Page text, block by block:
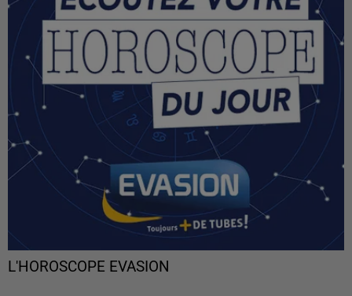
L'HOROSCOPE EVASION